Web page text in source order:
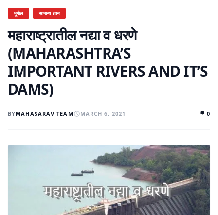
भूगोल सामान्य ज्ञान
महाराष्ट्रातील नद्या व धरणे
(MAHARASHTRA’S
IMPORTANT RIVERS AND IT’S
DAMS)
BYMAHASARAV TEAM MARCH 6, 2021 0